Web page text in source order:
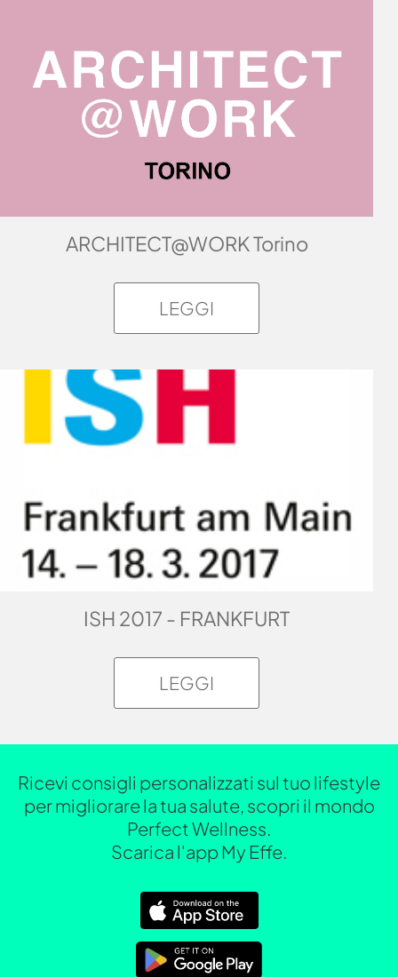
ARCHITECT@WORK Torino
LEGGI
ISH 2017 - FRANKFURT
LEGGI
Ricevi consigli personalizzati sul tuo lifestyle
per migliorare la tua salute, scopri il mondo
Perfect Wellness.
Scarica l'app My Effe.